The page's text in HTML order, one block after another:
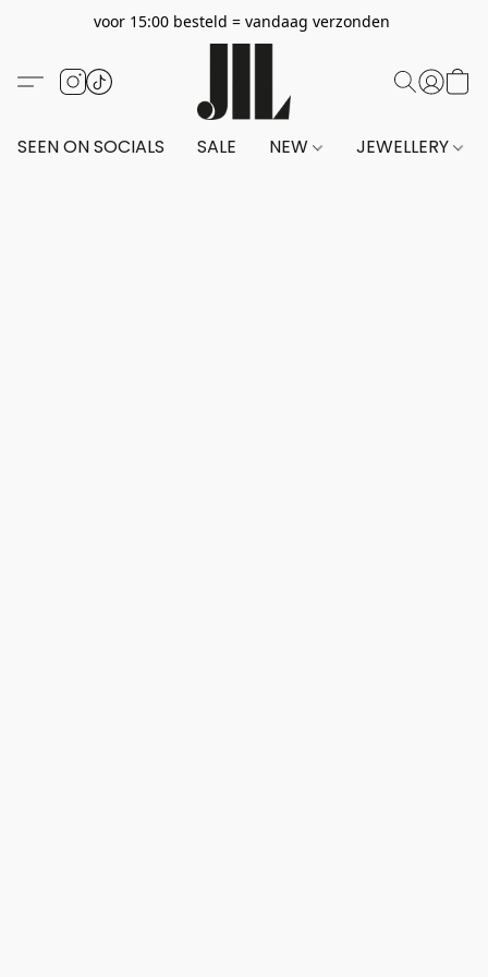
voor 15:00 besteld = vandaag verzonden
SEEN ON SOCIALS SALE NEW JEWELLERY